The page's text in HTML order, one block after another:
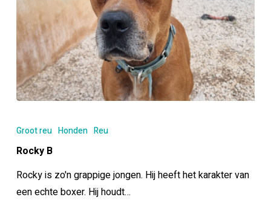
B
Groot reu Honden Reu
Rocky B
Rocky is zo'n grappige jongen. Hij heeft het karakter van
een echte boxer. Hij houdt…